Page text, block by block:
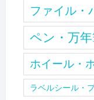
ファイル・
ペン・万
ホイール・
ラベルシール・